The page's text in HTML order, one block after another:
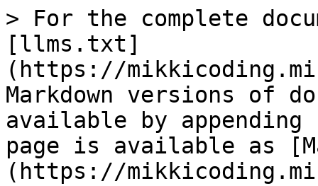
> For the complete
[llms.txt]
(https://
Markdown versions of
available by
page is available as
(https://